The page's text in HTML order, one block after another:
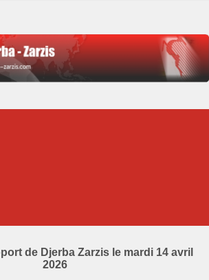
de Djerba Zarzis le mardi 14 avril
2026